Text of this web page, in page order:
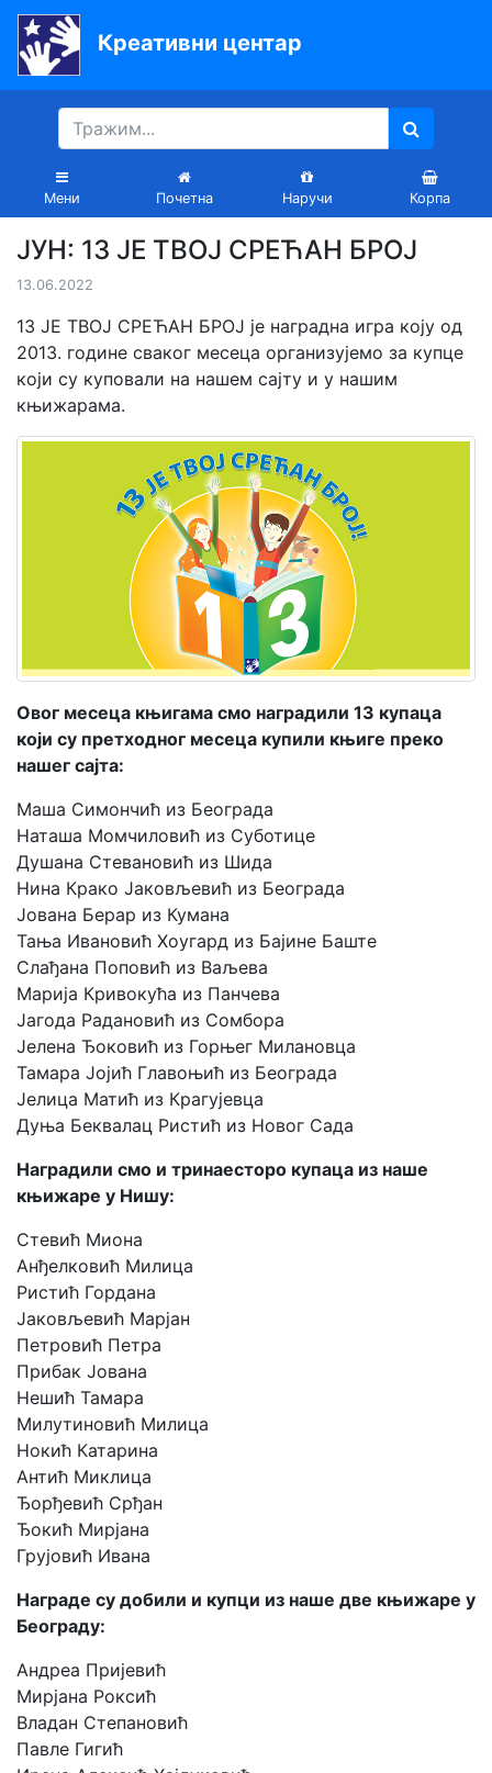
Креативни центар
Мени Почетна Наручи Корпа
Почетна
Књиге
Уџбеници
вртиће
Акције
Блог
ЈУН: 13 ЈЕ ТВОЈ СРЕЋАН БРОЈ
13.06.2022
13 ЈЕ ТВОЈ СРЕЋАН БРОЈ је наградна игра коју од
2013. године сваког месеца организујемо за купце
који су куповали на нашем сајту и у нашим
књижарама.
Овог месеца књигама смо наградили 13 купаца
који су претходног месеца купили књиге преко
нашег сајта:
Маша Симончић из Београда
Наташа Момчиловић из Суботице
Душана Стевановић из Шида
Нина Крако Јаковљевић из Београда
Јована Берар из Кумана
Тања Ивановић Хоугард из Бајине Баште
Слађана Поповић из Ваљева
Марија Кривокућа из Панчева
Јагода Радановић из Сомбора
Јелена Ђоковић из Горњег Милановца
Тамара Јојић Главоњић из Београда
Јелица Матић из Крагујевца
Дуња Беквалац Ристић из Новог Сада
Наградили смо и тринаесторо купаца из наше
књижаре у Нишу:
Стевић Миона
Анђелковић Милица
Ристић Гордана
Јаковљевић Марјан
Петровић Петра
Прибак Јована
Нешић Тамара
Милутиновић Милица
Нокић Катарина
Антић Миклица
Ђорђевић Срђан
Ђокић Мирјана
Грујовић Ивана
Награде су добили и купци из наше две књижаре у
Београду:
Андреа Пријевић
Мирјана Роксић
Владан Степановић
Павле Гигић